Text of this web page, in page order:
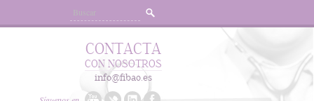
CONTACTA
CON NOSOTROS
info@fibao.es